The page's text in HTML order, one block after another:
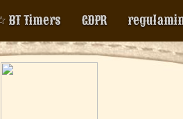
BT Timers GDPR